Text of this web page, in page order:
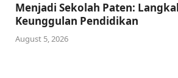
Menjadi Sekolah Paten:
Keunggulan Pendidikan
August 5, 2026